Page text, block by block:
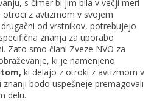
s čimer bi jim bila v večji meri
otroci z avtizmom v svojem
od vrstnikov, potrebujejo
znanja za uporabo
Zato smo člani Zveze NVO za
ki je namenjeno
om, ki delajo z otroki z avtizmom v
bodo uspešneje premagovali
delu.